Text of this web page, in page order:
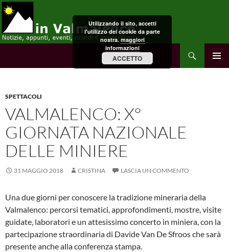
Vai
contenuto
SPETTACOLI
VALMALENCO: X°
GIORNATA NAZIONALE
DELLE MINIERE
31 MAGGIO 2018 CRISTINA LASCIA UN COMMENTO
Una due giorni per conoscere la tradizione mineraria della
Valmalenco: percorsi tematici, approfondimenti, mostre, visite
guidate, laboratori e un attesissimo concerto in miniera, con la
partecipazione straordinaria di Davide Van De Sfroos che sarà
presente anche alla conferenza stampa.
Utilizzando il sito, accetti
l'utilizzo dei cookie da parte
nostra.maggiori
informazioni
ACCETTO